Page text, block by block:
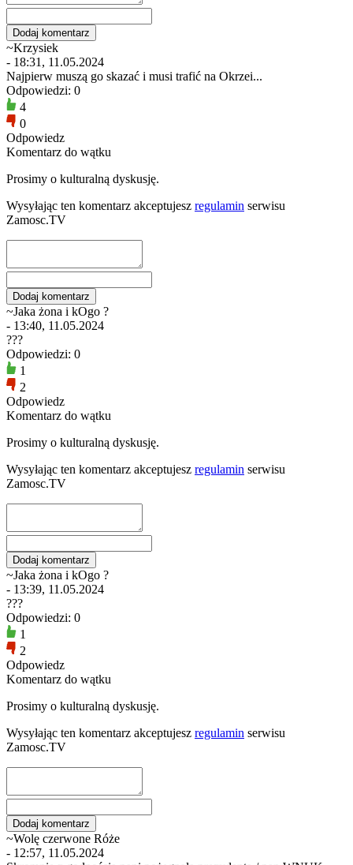
~Krzysiek
- 18:31, 11.05.2024
Najpierw muszą go skazać i musi trafić na Okrzei...
Odpowiedzi: 0
4
0
Odpowiedz
Komentarz do wątku
Prosimy o kulturalną dyskusję.
Wysyłając ten komentarz akceptujesz regulamin serwisu
Zamosc.TV
~Jaka żona i kOgo ?
- 13:40, 11.05.2024
???
Odpowiedzi: 0
1
2
Odpowiedz
Komentarz do wątku
Prosimy o kulturalną dyskusję.
Wysyłając ten komentarz akceptujesz regulamin serwisu
Zamosc.TV
~Jaka żona i kOgo ?
- 13:39, 11.05.2024
???
Odpowiedzi: 0
1
2
Odpowiedz
Komentarz do wątku
Prosimy o kulturalną dyskusję.
Wysyłając ten komentarz akceptujesz regulamin serwisu
Zamosc.TV
~Wolę czerwone Róże
- 12:57, 11.05.2024